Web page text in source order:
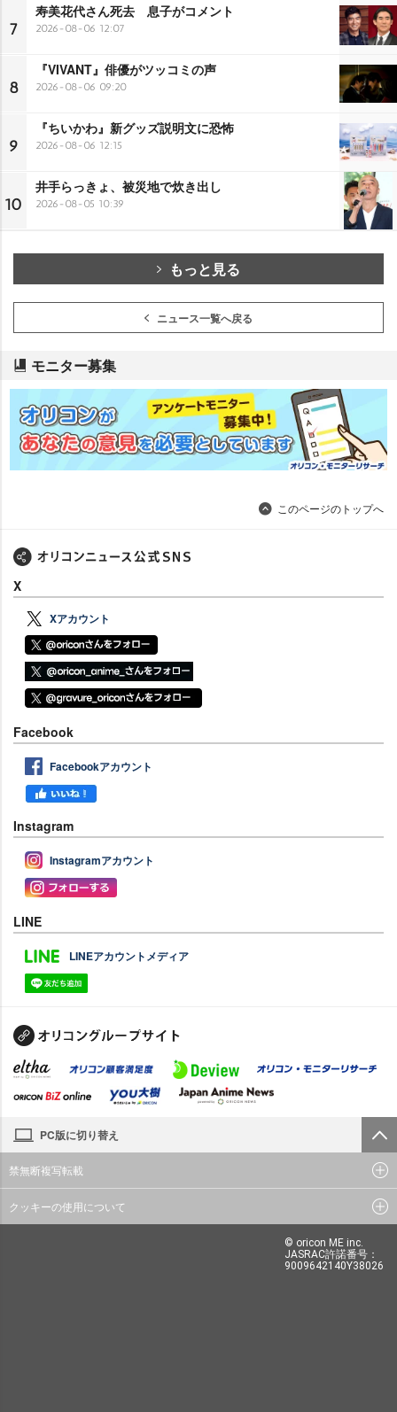
7
寿美花代さん死去 息子がコメント
2026-08-06 12:07
8
『VIVANT』俳優がツッコミの声
2026-08-06 09:20
9
『ちいかわ』新グッズ説明文に恐怖
2026-08-06 12:15
10
井手らっきょ、被災地で炊き出し
2026-08-05 10:39
もっと見る
ニュース一覧へ戻る
モニター募集
このページのトップへ
X
Xアカウント
Facebook
Facebookアカウント
Instagram
Instagramアカウント
LINE
LINEアカウントメディア
PC版に切り替え
禁無断複写転載
クッキーの使用について
© oricon ME inc.
JASRAC許諾番号：
9009642140Y38026